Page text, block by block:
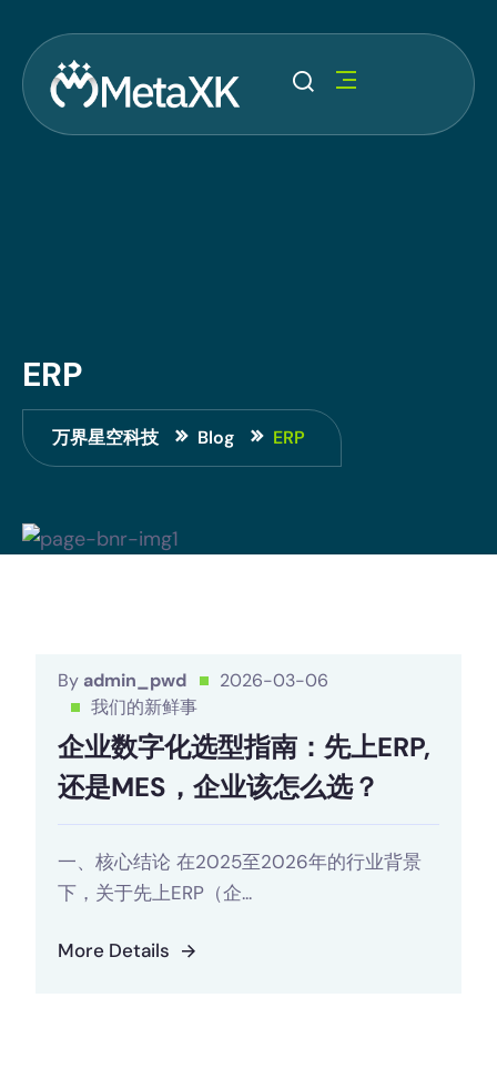
ERP
万界星空科技 Blog ERP
By admin_pwd
2026-03-06
我们的新鲜事
企业数字化选型指南：先上ERP,
还是MES，企业该怎么选？
一、核心结论 在2025至2026年的行业背景
下，关于先上ERP（企...
More Details